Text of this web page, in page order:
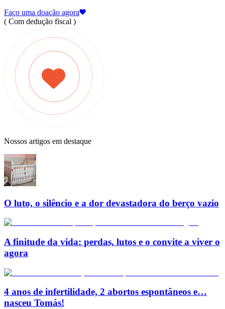
Faço uma doação agora
( Com dedução fiscal )
Nossos artigos em destaque
O luto, o silêncio e a dor devastadora do berço vazio
A finitude da vida: perdas, lutos e o convite a viver o
agora
4 anos de infertilidade, 2 abortos espontâneos e…
nasceu Tomás!